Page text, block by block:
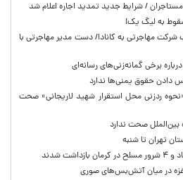
مستاجران / شرایط جدید تمدید اجاره اعلام شد
به لیگ یک!
شرکت مهاجرتی به کانادا/ دست مدیر مهاجرتی با
برخی گمانه‌زنی‌های رسانه‌ای
دادن حقوق یمنی‌ها ندارد
ردزنی محل استقرار شهید لاریجانی» صحت
تهران تا شنبه
غزه در میان آتش‌بس‌های صوری